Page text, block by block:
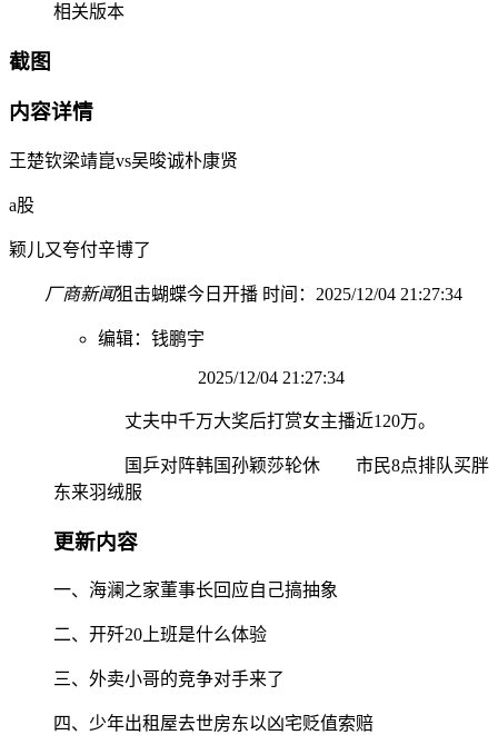
相关版本
截图
内容详情
王楚钦梁靖崑vs吴晙诚朴康贤
a股
颖儿又夸付辛博了
厂商新闻狙击蝴蝶今日开播 时间：2025/12/04 21:27:34
编辑：钱鹏宇
2025/12/04 21:27:34
丈夫中千万大奖后打赏女主播近120万。
国乒对阵韩国孙颖莎轮休 市民8点排队买胖
东来羽绒服
更新内容
一、海澜之家董事长回应自己搞抽象
二、开歼20上班是什么体验
三、外卖小哥的竞争对手来了
四、少年出租屋去世房东以凶宅贬值索赔